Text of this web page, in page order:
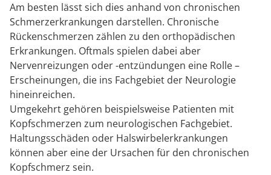
Am besten lässt sich dies anhand von chronischen
Schmerzerkrankungen darstellen. Chronische
Rückenschmerzen zählen zu den orthopädischen
Erkrankungen. Oftmals spielen dabei aber
Nervenreizungen oder -entzündungen eine Rolle –
Erscheinungen, die ins Fachgebiet der Neurologie
hineinreichen.
Umgekehrt gehören beispielsweise Patienten mit
Kopfschmerzen zum neurologischen Fachgebiet.
Haltungsschäden oder Halswirbelerkrankungen
können aber eine der Ursachen für den chronischen
Kopfschmerz sein.